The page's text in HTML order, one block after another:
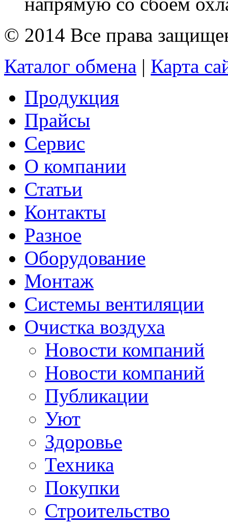
© 2014 Все права
Каталог обмена | Карта
Продукция
Прайсы
Сервис
О компании
Статьи
Контакты
Разное
Оборудование
Монтаж
Системы вентиляции
Очистка воздуха
Новости компаний
Новости компаний
Публикации
Уют
Здоровье
Техника
Покупки
Строительство